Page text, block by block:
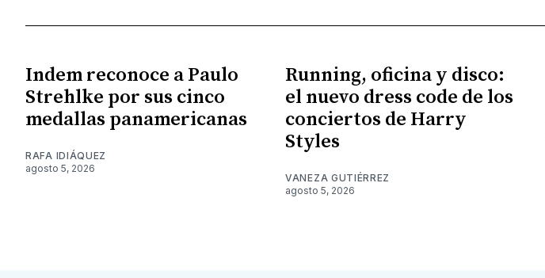
Indem reconoce a Paulo
Strehlke por sus cinco
medallas panamericanas
RAFA IDIÁQUEZ
agosto 5, 2026
Running, oficina y disco:
el nuevo dress code de los
conciertos de Harry
Styles
VANEZA GUTIÉRREZ
agosto 5, 2026